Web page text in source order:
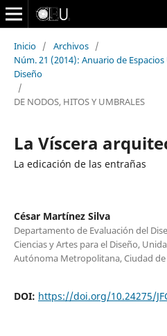
Inicio / Archivos /
Núm. 21 (2014): Anuario de
Diseño
/
DE NODOS, HITOS Y UMBRALES
La Víscera
La edicación de las entrañas
César Martínez Silva
Departamento de Evaluación del
Ciencias y Artes para el Diseño,
Autónoma Metropolitana, Ciudad
DOI: https://doi.org/10.24275/